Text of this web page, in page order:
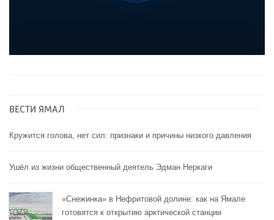
ВЕСТИ ЯМАЛ
Кружится голова, нет сил: признаки и причины низкого давления
Ушёл из жизни общественный деятель Эдман Неркаги
«Снежинка» в Нефритовой долине: как на Ямале
готовятся к открытию арктической станции